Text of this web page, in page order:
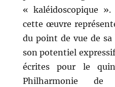
« kaléidoscopique
cette œuvre
du point de vue de
son potentiel
écrites pour le
Philharmonie de